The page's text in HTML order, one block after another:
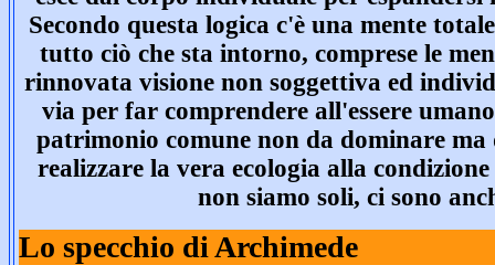
Secondo questa logica c'è una mente
tutto ciò che sta intorno, comprese le
rinnovata visione non soggettiva ed
via per far comprendere all'essere
patrimonio comune non da dominare
realizzare la vera ecologia alla
non siamo soli, ci sono
Lo specchio di Archimede